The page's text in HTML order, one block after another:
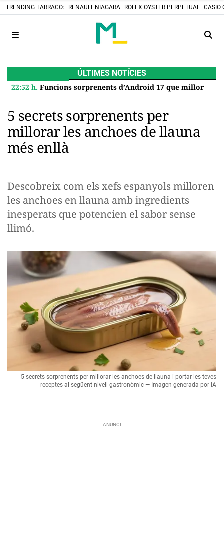
TRENDING TARRACO: RENAULT NIAGARA ROLEX OYSTER PERPETUAL CASIO
ÚLTIMES NOTÍCIES
22:52 h. Funcions sorprenents d’Android 17 que milloren el teu Google Pixel
5 secrets sorprenents per
millorar les anchoes de llauna
més enllà
Descobreix com els xefs espanyols milloren
les anchoes en llauna amb ingredients
inesperats que potencien el sabor sense
llimó.
5 secrets sorprenents per millorar les anchoes de llauna i portar les teves
receptes al següent nivell gastronòmic — Imagen generada por IA